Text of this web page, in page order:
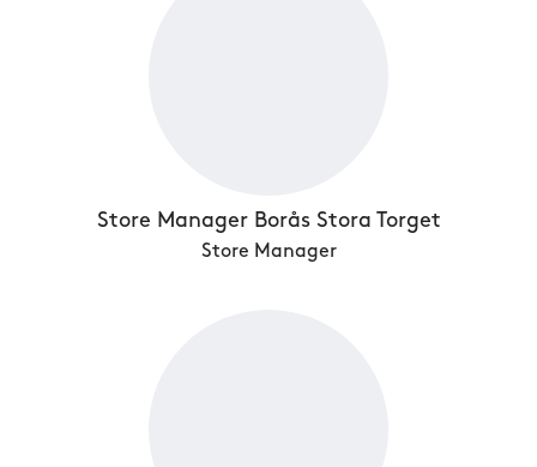
Store Manager Borås Stora Torget
Store Manager